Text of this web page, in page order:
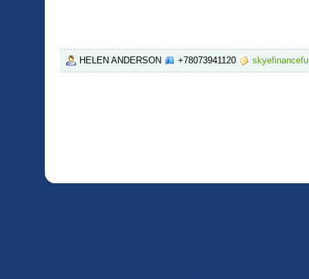
HELEN ANDERSON +78073941120